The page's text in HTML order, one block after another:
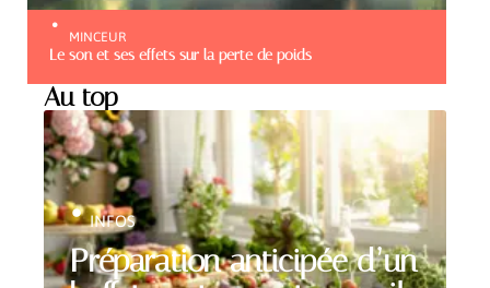
MINCEUR
Le son et ses effets sur la perte de poids
Au top
Préparation anticipée d’un
INFOS